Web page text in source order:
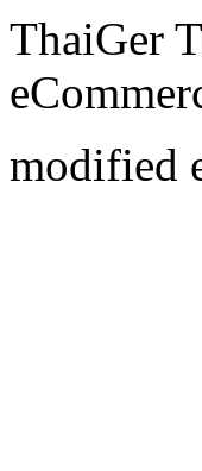
ThaiGer
modified